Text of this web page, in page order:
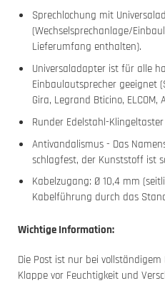
Sprechlochung mit
(Wechselsprechanlage/
Lieferumfang enthalten).
Universaladapter ist für alle
Einbaulautsprecher geeignet
Gira, Legrand Bticino,
Runder Edelstahl-
Antivandalismus - Das
schlagfest, der Kunststoff ist
Kabelzugang: Ø 10,4 mm
Kabelführung durch das
Wichtige Information:
Die Post ist nur bei
Klappe vor Feuchtigkeit und